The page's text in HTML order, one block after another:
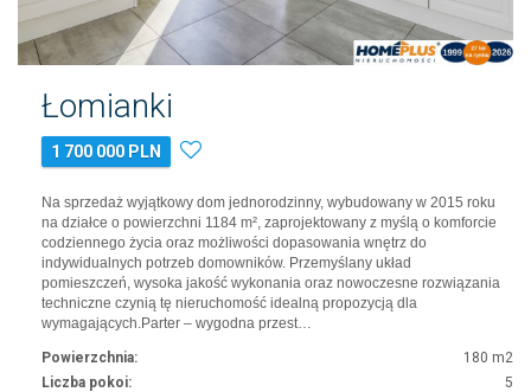
Łomianki
1 700 000 PLN
Na sprzedaż wyjątkowy dom jednorodzinny, wybudowany w 2015 roku
na działce o powierzchni 1184 m², zaprojektowany z myślą o komforcie
codziennego życia oraz możliwości dopasowania wnętrz do
indywidualnych potrzeb domowników. Przemyślany układ
pomieszczeń, wysoka jakość wykonania oraz nowoczesne rozwiązania
techniczne czynią tę nieruchomość idealną propozycją dla
wymagających.Parter – wygodna przest…
Powierzchnia:
180 m2
Liczba pokoi:
5